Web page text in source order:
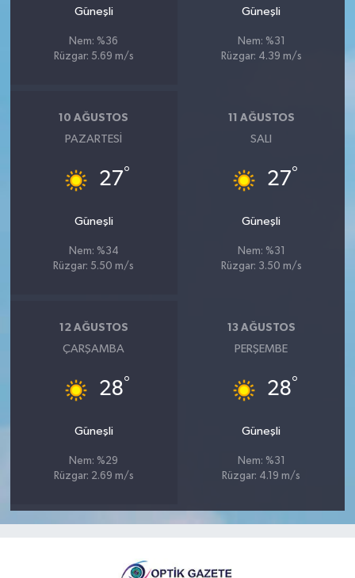
Güneşli
Nem: %36
Rüzgar: 5.69 m/s
Güneşli
Nem: %31
Rüzgar: 4.39 m/s
10 AĞUSTOS
PAZARTESI
27°
Güneşli
Nem: %34
Rüzgar: 5.50 m/s
11 AĞUSTOS
SALI
27°
Güneşli
Nem: %31
Rüzgar: 3.50 m/s
12 AĞUSTOS
ÇARŞAMBA
28°
Güneşli
Nem: %29
Rüzgar: 2.69 m/s
13 AĞUSTOS
PERŞEMBE
28°
Güneşli
Nem: %31
Rüzgar: 4.19 m/s